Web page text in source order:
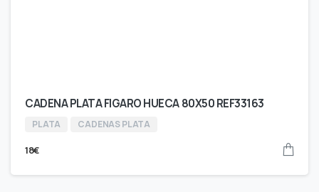
CADENA PLATA FIGARO HUECA 80X50 REF33163
PLATA CADENAS PLATA
18€